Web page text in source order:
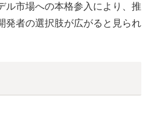
ル市場への本格参入により、推
発者の選択肢が広がると見られ